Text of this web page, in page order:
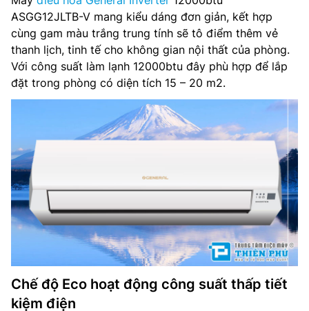
Chế độ gió: Điều khiển lên xuống tự động, trái phải tùy
chỉnh tay
Kích thước cục lạnh: Đang cập nhật
Kích thước cục nóng: Đang cập nhật
Chất liệu dàn tản nhiệt: Đang cập nhật
Loại Gas: R-410A
Nơi lắp ráp: Thái Lan
Dòng sản phẩm: 2019
ASGG12JLTB-V mang kiểu dáng đơn giản, kết hợp
cùng gam màu trắng trung tính sẽ tô điểm thêm vẻ
thanh lịch, tinh tế cho không gian nội thất của phòng.
Với công suất làm lạnh 12000btu đây phù hợp để lắp
đặt trong phòng có diện tích 15 – 20 m2.
Chế độ Eco hoạt động công suất thấp tiết
kiệm điện